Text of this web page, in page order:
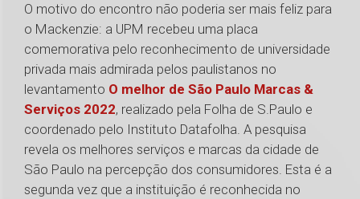
O motivo do encontro não poderia ser mais feliz para
o Mackenzie: a UPM recebeu uma placa
comemorativa pelo reconhecimento de universidade
privada mais admirada pelos paulistanos no
levantamento O melhor de São Paulo Marcas &
Serviços 2022, realizado pela Folha de S.Paulo e
coordenado pelo Instituto Datafolha. A pesquisa
revela os melhores serviços e marcas da cidade de
São Paulo na percepção dos consumidores. Esta é a
segunda vez que a instituição é reconhecida no